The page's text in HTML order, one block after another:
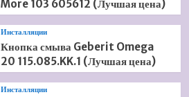
More 103 605612 (Лучшая цена)
Инсталляции
Кнопка смыва Geberit Omega
20 115.085.KK.1 (Лучшая цена)
Инсталляции